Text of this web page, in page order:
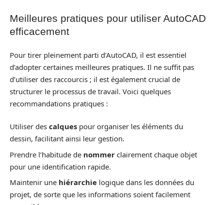
Meilleures pratiques pour utiliser AutoCAD
efficacement
Pour tirer pleinement parti d’AutoCAD, il est essentiel
d’adopter certaines meilleures pratiques. Il ne suffit pas
d’utiliser des raccourcis ; il est également crucial de
structurer le processus de travail. Voici quelques
recommandations pratiques :
Utiliser des calques pour organiser les éléments du
dessin, facilitant ainsi leur gestion.
Prendre l’habitude de nommer clairement chaque objet
pour une identification rapide.
Maintenir une hiérarchie logique dans les données du
projet, de sorte que les informations soient facilement